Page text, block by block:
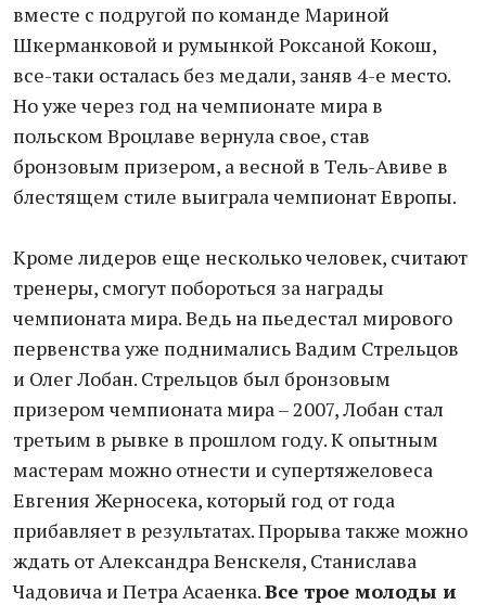
вместе с подругой по команде Мариной
Шкерманковой и румынкой Роксаной Кокош,
все-таки осталась без медали, заняв 4-е место.
Но уже через год на чемпионате мира в
польском Вроцлаве вернула свое, став
бронзовым призером, а весной в Тель-Авиве в
блестящем стиле выиграла чемпионат Европы.
Кроме лидеров еще несколько человек, считают
тренеры, смогут побороться за награды
чемпионата мира. Ведь на пьедестал мирового
первенства уже поднимались Вадим Стрельцов
и Олег Лобан. Стрельцов был бронзовым
призером чемпионата мира – 2007, Лобан стал
третьим в рывке в прошлом году. К опытным
мастерам можно отнести и супертяжеловеса
Евгения Жерносека, который год от года
прибавляет в результатах. Прорыва также можно
ждать от Александра Венскеля, Станислава
Чадовича и Петра Асаенка.Все трое молоды и